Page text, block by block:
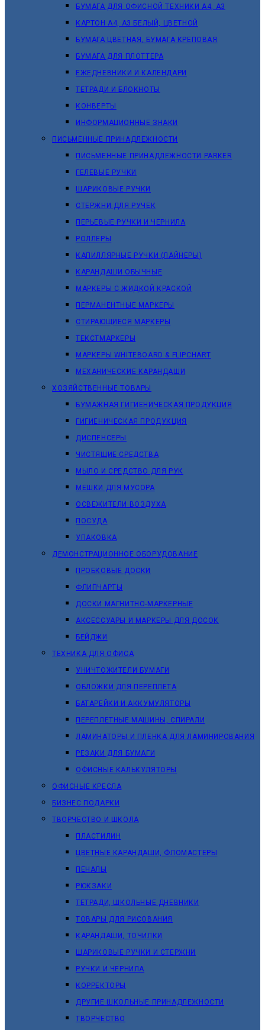
БУМАГА ДЛЯ ОФИСНОЙ ТЕХНИКИ А4, А3
КАРТОН А4, А3 БЕЛЫЙ, ЦВЕТНОЙ
БУМАГА ЦВЕТНАЯ, БУМАГА КРЕПОВАЯ
БУМАГА ДЛЯ ПЛОТТЕРА
ЕЖЕДНЕВНИКИ И КАЛЕНДАРИ
ТЕТРАДИ И БЛОКНОТЫ
КОНВЕРТЫ
ИНФОРМАЦИОННЫЕ ЗНАКИ
ПИСЬМЕННЫЕ ПРИНАДЛЕЖНОСТИ
ПИСЬМЕННЫЕ ПРИНАДЛЕЖНОСТИ PARKER
ГЕЛЕВЫЕ РУЧКИ
ШАРИКОВЫЕ РУЧКИ
СТЕРЖНИ ДЛЯ РУЧЕК
ПЕРЬЕВЫЕ РУЧКИ И ЧЕРНИЛА
РОЛЛЕРЫ
КАПИЛЛЯРНЫЕ РУЧКИ (ЛАЙНЕРЫ)
КАРАНДАШИ ОБЫЧНЫЕ
МАРКЕРЫ C ЖИДКОЙ КРАСКОЙ
ПЕРМАНЕНТНЫЕ МАРКЕРЫ
СТИРАЮЩИЕСЯ МАРКЕРЫ
ТЕКСТМАРКЕРЫ
МАРКЕРЫ WHITEBOARD & FLIPCHART
МЕХАНИЧЕСКИЕ КАРАНДАШИ
ХОЗЯЙСТВЕННЫЕ ТОВАРЫ
БУМАЖНАЯ ГИГИЕНИЧЕСКАЯ ПРОДУКЦИЯ
ГИГИЕНИЧЕСКАЯ ПРОДУКЦИЯ
ДИСПЕНСЕРЫ
ЧИСТЯЩИЕ СРЕДСТВА
МЫЛО И СРЕДСТВО ДЛЯ РУК
МЕШКИ ДЛЯ МУСОРА
ОСВЕЖИТЕЛИ ВОЗДУХА
ПОСУДА
УПАКОВКА
ДЕМОНСТРАЦИОННОЕ ОБОРУДОВАНИЕ
ПРОБКОВЫЕ ДОСКИ
ФЛИПЧАРТЫ
ДОСКИ МАГНИТНО-МАРКЕРНЫЕ
АКСЕССУАРЫ И МАРКЕРЫ ДЛЯ ДОСОК
БЕЙДЖИ
ТЕХНИКА ДЛЯ ОФИСА
УНИЧТОЖИТЕЛИ БУМАГИ
ОБЛОЖКИ ДЛЯ ПЕРЕПЛЕТА
БАТАРЕЙКИ И АККУМУЛЯТОРЫ
ПЕРЕПЛЕТНЫЕ МАШИНЫ, СПИРАЛИ
ЛАМИНАТОРЫ И ПЛЕНКА ДЛЯ ЛАМИНИРОВАНИЯ
РЕЗАКИ ДЛЯ БУМАГИ
ОФИСНЫЕ КАЛЬКУЛЯТОРЫ
ОФИСНЫЕ КРЕСЛА
БИЗНЕС ПОДАРКИ
ТВОРЧЕСТВО И ШКОЛА
ПЛАСТИЛИН
ЦВЕТНЫЕ КАРАНДАШИ, ФЛОМАСТЕРЫ
ПЕНАЛЫ
РЮКЗАКИ
ТЕТРАДИ, ШКОЛЬНЫЕ ДНЕВНИКИ
ТОВАРЫ ДЛЯ РИСОВАНИЯ
КАРАНДАШИ, ТОЧИЛКИ
ШАРИКОВЫЕ РУЧКИ И СТЕРЖНИ
РУЧКИ И ЧЕРНИЛА
КОРРЕКТОРЫ
ДРУГИЕ ШКОЛЬНЫЕ ПРИНАДЛЕЖНОСТИ
ТВОРЧЕСТВО